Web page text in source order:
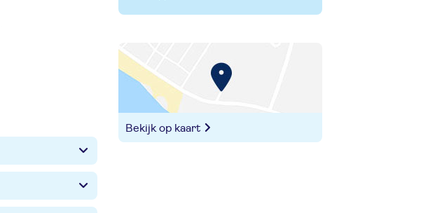
Bekijk op kaart